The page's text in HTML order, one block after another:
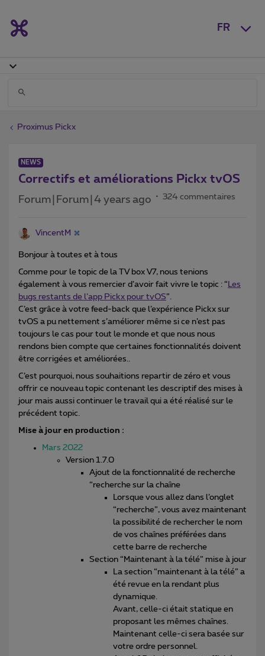
FR
Proximus Pickx
NEWS
Correctifs et améliorations Pickx tvOS
Forum|Forum|4 years ago 324 commentaires
VincentM
Bonjour à toutes et à tous
Comme pour le topic de la TV box V7, nous tenions
également à vous remercier d’avoir fait vivre le topic : “ Les
bugs restants de l’app Pickx pour tvOS”.
C’est grâce à votre feed-back que l’expérience Pickx sur
tvOS a pu nettement s’améliorer même si ce n’est pas
toujours le cas pour tout le monde et que nous nous
rendons bien compte que certaines fonctionnalités doivent
être corrigées et améliorées..
C’est pourquoi, nous souhaitions repartir de zéro et vous
offrir ce nouveau topic contenant les descriptif des mises à
jour mais aussi continuer le travail qui a été réalisé sur le
précédent topic.
Mise à jour en production :
Mars 2022
Version 1.7.0
Ajout de la fonctionnalité de recherche
“recherche sur la chaîne
Lorsque vous allez dans l’onglet
“recherche”, vous avez maintenant
la possibilité de rechercher le nom
de vos chaînes préférées dans
cette barre de recherche
Section “Maintenant à la télé” mise à jour
La section “maintenant à la télé” a
été revue en la rendant plus
dynamique.
Avant, celle-ci était statique en
proposant les mêmes chaînes.
Maintenant celle-ci sera basée sur
votre ordre personnel.